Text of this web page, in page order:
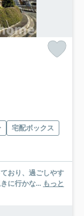
宅配ボックス
おり、過ごしやす
に行かな... もっと